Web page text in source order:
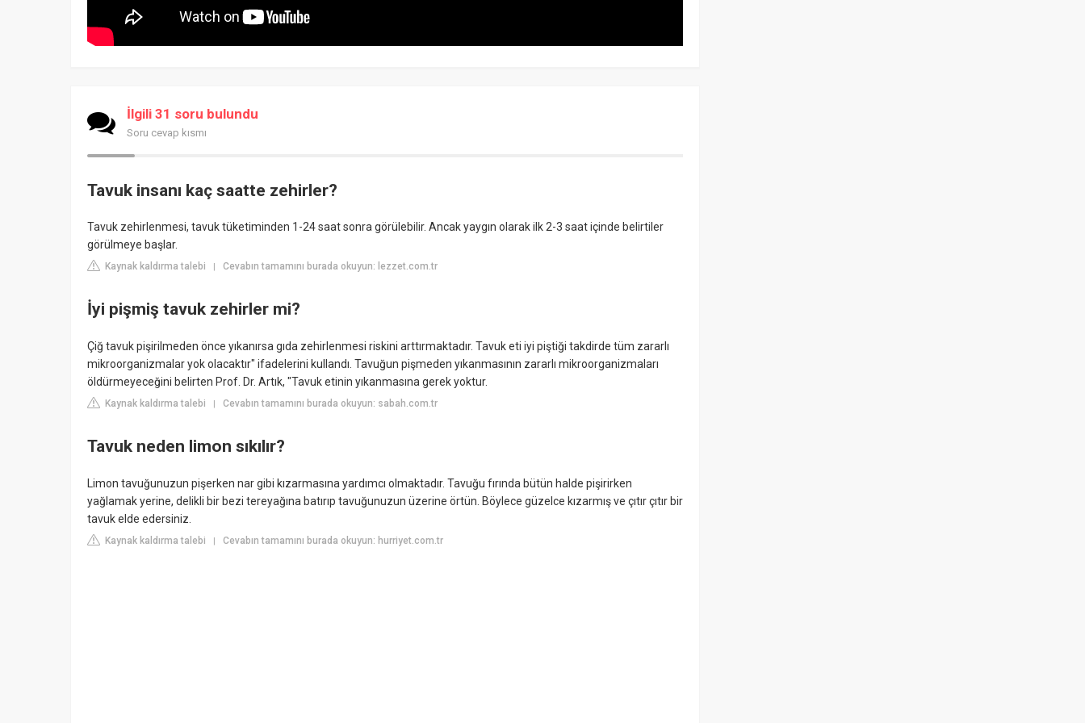
İlgili 31 soru bulundu
Soru cevap kısmı
Tavuk insanı kaç saatte zehirler?
Tavuk zehirlenmesi, tavuk tüketiminden 1-24 saat sonra görülebilir. Ancak yaygın olarak ilk 2-3 saat içinde belirtiler
görülmeye başlar.
Kaynak kaldırma talebi | Cevabın tamamını burada okuyun: lezzet.com.tr
İyi pişmiş tavuk zehirler mi?
Çiğ tavuk pişirilmeden önce yıkanırsa gıda zehirlenmesi riskini arttırmaktadır. Tavuk eti iyi piştiği takdirde tüm zararlı
mikroorganizmalar yok olacaktır" ifadelerini kullandı. Tavuğun pişmeden yıkanmasının zararlı mikroorganizmaları
öldürmeyeceğini belirten Prof. Dr. Artık, "Tavuk etinin yıkanmasına gerek yoktur.
Kaynak kaldırma talebi | Cevabın tamamını burada okuyun: sabah.com.tr
Tavuk neden limon sıkılır?
Limon tavuğunuzun pişerken nar gibi kızarmasına yardımcı olmaktadır. Tavuğu fırında bütün halde pişirirken
yağlamak yerine, delikli bir bezi tereyağına batırıp tavuğunuzun üzerine örtün. Böylece güzelce kızarmış ve çıtır çıtır bir
tavuk elde edersiniz.
Kaynak kaldırma talebi | Cevabın tamamını burada okuyun: hurriyet.com.tr